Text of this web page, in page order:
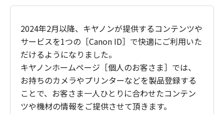
2024年2月以降、キヤノンが提供するコンテンツや
サービスを1つの［Canon ID］で快適にご利用いた
だけるようになりました。
キヤノンホームページ［個人のお客さま］では、
お持ちのカメラやプリンターなどを製品登録する
ことで、お客さま一人ひとりに合わせたコンテン
ツや機材の情報をご提供させて頂きます。